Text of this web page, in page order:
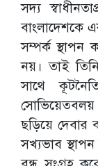
সদ্য
বাংলাদেশকে
সম্পর্ক স্থাপন
নয়। তাই
সাথে
সোভিয়েতবলয়
ছড়িয়ে দেবার
সখ্যভাব